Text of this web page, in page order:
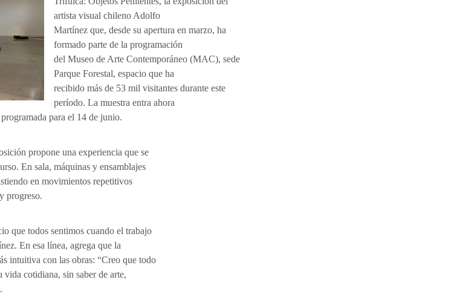
artista visual chileno Adolfo
Martínez que, desde su apertura en marzo, ha
formado parte de la programación
del Museo de Arte Contemporáneo (MAC), sede
Parque Forestal, espacio que ha
recibido más de 53 mil visitantes durante este
período. La muestra entra ahora
para el 14 de junio.
propone una experiencia que se
En sala, máquinas y ensamblajes
en movimientos repetitivos
progreso.
que todos sentimos cuando el trabajo
En esa línea, agrega que la
intuitiva con las obras: “Creo que todo
vida cotidiana, sin saber de arte,